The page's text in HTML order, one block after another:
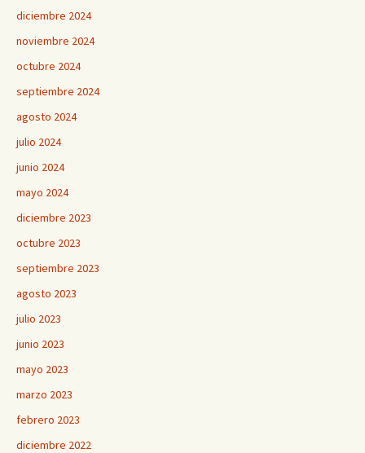
diciembre 2024
noviembre 2024
octubre 2024
septiembre 2024
agosto 2024
julio 2024
junio 2024
mayo 2024
diciembre 2023
octubre 2023
septiembre 2023
agosto 2023
julio 2023
junio 2023
mayo 2023
marzo 2023
febrero 2023
diciembre 2022